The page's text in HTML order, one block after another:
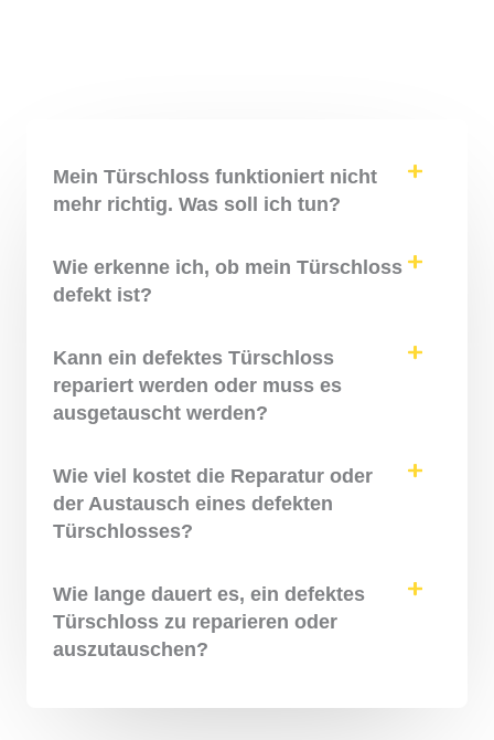
Mein Türschloss funktioniert nicht
mehr richtig. Was soll ich tun?
Wie erkenne ich, ob mein Türschloss
defekt ist?
Kann ein defektes Türschloss
repariert werden oder muss es
ausgetauscht werden?
Wie viel kostet die Reparatur oder
der Austausch eines defekten
Türschlosses?
Wie lange dauert es, ein defektes
Türschloss zu reparieren oder
auszutauschen?